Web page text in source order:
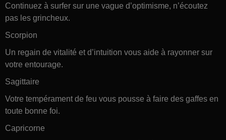
Continuez à surfer sur une vague d’optimisme, n’écoutez
pas les grincheux.
Scorpion
Un regain de vitalité et d’intuition vous aide à rayonner sur
votre entourage.
Sagittaire
Votre tempérament de feu vous pousse à faire des gaffes en
toute bonne foi.
Capricorne